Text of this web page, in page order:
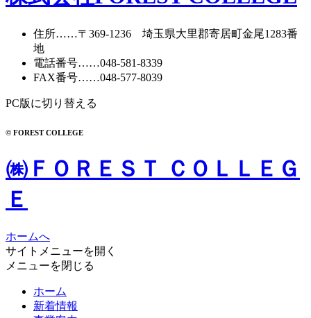
イ
住所……〒369-1236 埼玉県大里郡寄居町金尾1283番
地
電話番号……048-581-8339
FAX番号……048-577-8039
PC版に切り替える
© FOREST COLLEGE
㈱ＦＯＲＥＳＴ ＣＯＬＬＥＧ
Ｅ
ホームへ
サイトメニューを開く
メニューを閉じる
ホーム
新着情報